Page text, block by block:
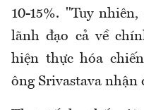
10-15%. "Tuy
lãnh đạo cả về
hiện thực hóa
ông Srivastava nhận